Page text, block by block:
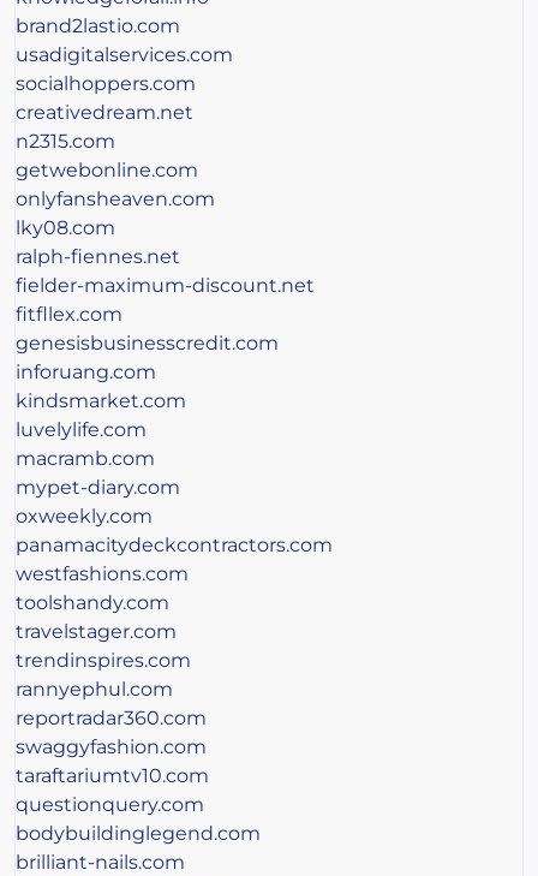
brand2lastio.com
usadigitalservices.com
socialhoppers.com
creativedream.net
n2315.com
getwebonline.com
onlyfansheaven.com
lky08.com
ralph-fiennes.net
fielder-maximum-discount.net
fitfllex.com
genesisbusinesscredit.com
inforuang.com
kindsmarket.com
luvelylife.com
macramb.com
mypet-diary.com
oxweekly.com
panamacitydeckcontractors.com
westfashions.com
toolshandy.com
travelstager.com
trendinspires.com
rannyephul.com
reportradar360.com
swaggyfashion.com
taraftariumtv10.com
questionquery.com
bodybuildinglegend.com
brilliant-nails.com